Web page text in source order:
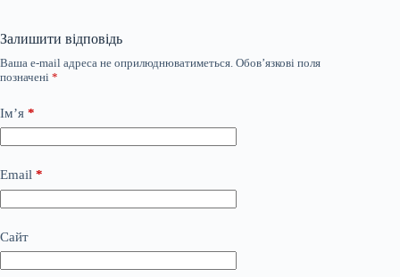
Залишити відповідь
Ваша e-mail адреса не оприлюднюватиметься. Обов’язкові поля
позначені *
Ім’я *
Email *
Сайт